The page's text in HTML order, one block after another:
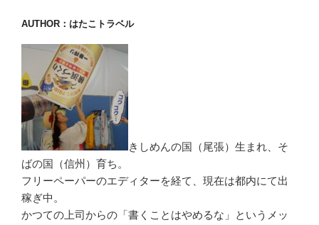
AUTHOR：はたこトラベル
きしめんの国（尾張）生まれ、そ
ばの国（信州）育ち。
フリーペーパーのエディターを経て、現在は都内にて出
稼ぎ中。
かつての上司からの「書くことはやめるな」というメッ